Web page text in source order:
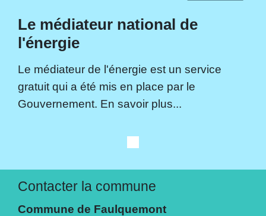
Le médiateur national de
l'énergie
Le médiateur de l'énergie est un service
gratuit qui a été mis en place par le
Gouvernement. En savoir plus...
Contacter la commune
Commune de Faulquemont